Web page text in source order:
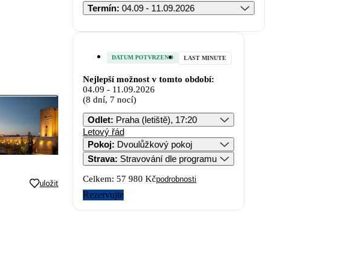
uložit
Termín: 04.09 - 11.09.2026
DATUM POTVRZENO LAST MINUTE
Nejlepší možnost v tomto období:
04.09 - 11.09.2026
(8 dní, 7 nocí)
Odlet: Praha (letiště), 17:20
Letový řád
Pokoj: Dvoulůžkový pokoj
Strava: Stravování dle programu
Celkem: 57 980 Kčpodrobnosti
Rezervujte